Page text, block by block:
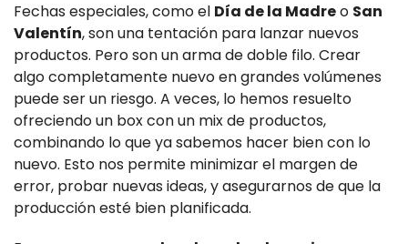
Fechas especiales, como el Día de la Madreo San
Valentín, son una tentación para lanzar nuevos
productos. Pero son un arma de doble filo. Crear
algo completamente nuevo en grandes volúmenes
puede ser un riesgo. A veces, lo hemos resuelto
ofreciendo un box con un mix de productos,
combinando lo que ya sabemos hacer bien con lo
nuevo. Esto nos permite minimizar el margen de
error, probar nuevas ideas, y asegurarnos de que la
producción esté bien planificada.